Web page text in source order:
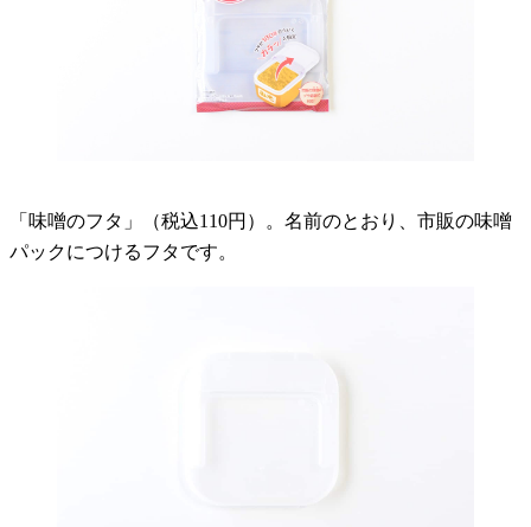
「味噌のフタ」（税込110円）。名前のとおり、市販の味噌
パックにつけるフタです。